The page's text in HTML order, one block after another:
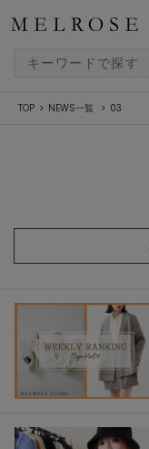
TOP NEWS一覧 03